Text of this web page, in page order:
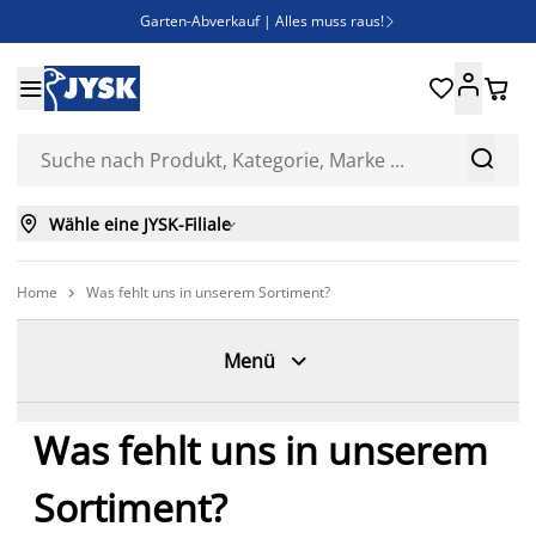
Garten-Abverkauf | Alles muss raus! 
Bist du Unternehmer? Entdecke JYSK-B2B
Esszimmerstuhl ADSLEV um nur 40€


 
 Wähle eine JYSK-Filiale
Home  Was fehlt uns in unserem Sortiment?
Menü 
Was fehlt uns in unserem
Sortiment?